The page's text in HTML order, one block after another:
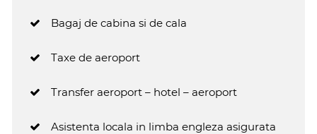
Bagaj de cabina si de cala
Taxe de aeroport
Transfer aeroport – hotel – aeroport
Asistenta locala in limba engleza asigurata